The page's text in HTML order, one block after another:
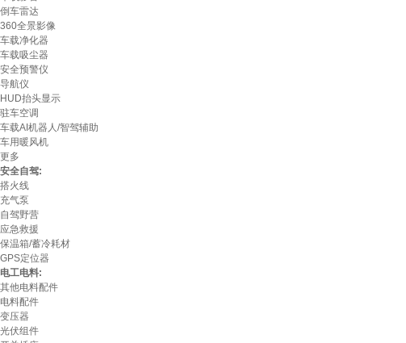
倒车雷达
360全景影像
车载净化器
车载吸尘器
安全预警仪
导航仪
HUD抬头显示
驻车空调
车载AI机器人/智驾辅助
车用暖风机
更多
安全自驾:
搭火线
充气泵
自驾野营
应急救援
保温箱/蓄冷耗材
GPS定位器
电工电料:
其他电料配件
电料配件
变压器
光伏组件